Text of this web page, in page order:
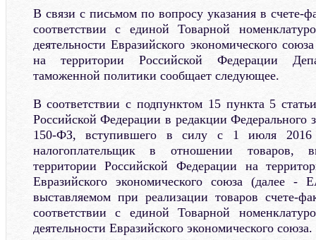
В связи с письмом по вопросу указания в счете-
соответствии с единой Товарной
деятельности Евразийского экономического
на территории Российской Федерации
таможенной политики сообщает следующее.
В соответствии с подпунктом 15 пункта 5
Российской Федерации в редакции Федерального
150-ФЗ, вступившего в силу с 1 июля 2016
налогоплательщик в отношении товаров,
территории Российской Федерации на
Евразийского экономического союза (далее -
выставляемом при реализации товаров счете-
соответствии с единой Товарной
деятельности Евразийского экономического союза.